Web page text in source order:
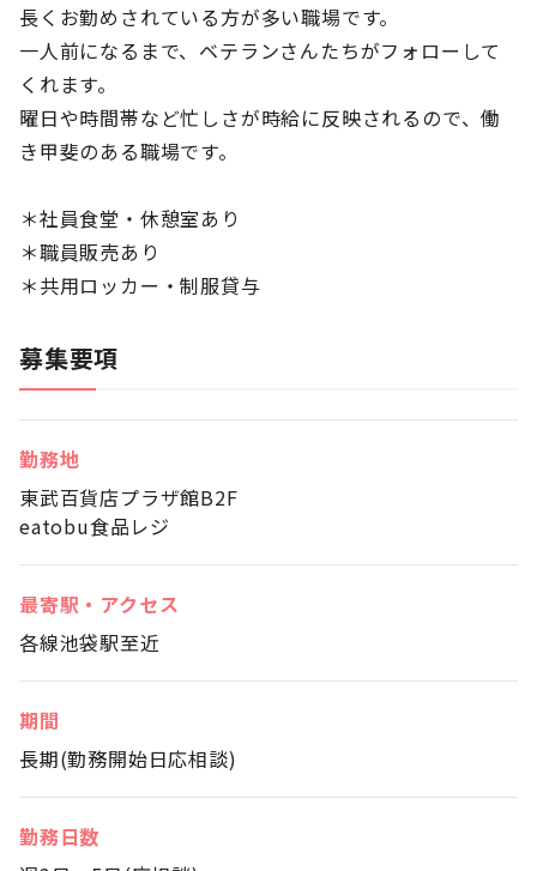
長くお勤めされている方が多い職場です。
一人前になるまで、ベテランさんたちがフォローして
くれます。
曜日や時間帯など忙しさが時給に反映されるので、働
き甲斐のある職場です。
＊社員食堂・休憩室あり
＊職員販売あり
＊共用ロッカー・制服貸与
募集要項
勤務地
東武百貨店プラザ館B2F
eatobu食品レジ
最寄駅・アクセス
各線池袋駅至近
期間
長期(勤務開始日応相談)
勤務日数